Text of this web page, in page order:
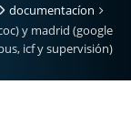
documentacíon
y madrid (google
icf y supervisión)